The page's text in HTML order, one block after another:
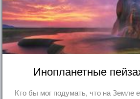
Инопланетные
Кто бы мог подумать, что на Земле